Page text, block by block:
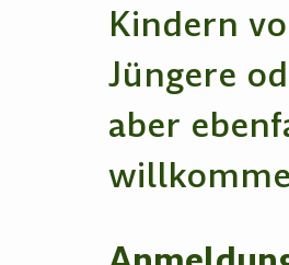
Kindern
Jüngere
aber